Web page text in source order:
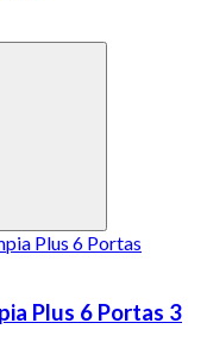
Plus 6 Portas 3